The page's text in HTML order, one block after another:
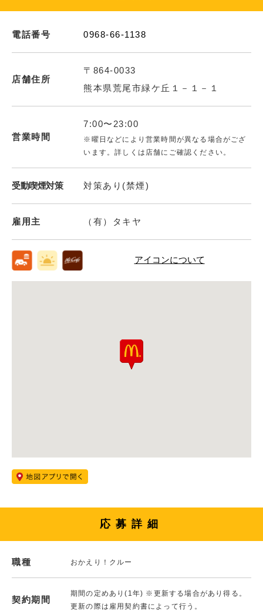
電話番号 0968-66-1138
店舗住所
〒864-0033
熊本県荒尾市緑ケ丘１－１－１
営業時間
7:00〜23:00
※曜日などにより営業時間が異なる場合がござ
います。詳しくは店舗にご確認ください。
受動喫煙対策 対策あり(禁煙)
雇用主 （有）タキヤ
アイコンについて
応募詳細
職種 おかえり！クルー
契約期間
期間の定めあり(1年) ※更新する場合があり得る。
更新の際は雇用契約書によって行う。